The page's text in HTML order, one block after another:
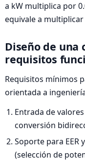
a kW multiplica por
equivale a multiplicar
Diseño de una
requisitos
Requisitos mínimos
orientada a
Entrada de
conversión
Soporte para EER
(selección de